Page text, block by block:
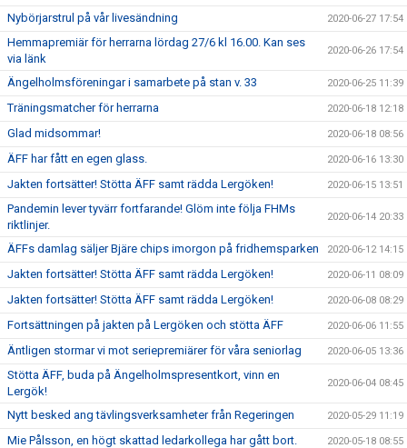
Nybörjarstrul på vår livesändning 2020-06-27 17:54
Hemmapremiär för herrarna lördag 27/6 kl 16.00. Kan ses
via länk
2020-06-26 17:54
Ängelholmsföreningar i samarbete på stan v. 33 2020-06-25 11:39
Träningsmatcher för herrarna 2020-06-18 12:18
Glad midsommar! 2020-06-18 08:56
ÄFF har fått en egen glass. 2020-06-16 13:30
Jakten fortsätter! Stötta ÄFF samt rädda Lergöken! 2020-06-15 13:51
Pandemin lever tyvärr fortfarande! Glöm inte följa FHMs
riktlinjer.
2020-06-14 20:33
ÄFFs damlag säljer Bjäre chips imorgon på fridhemsparken 2020-06-12 14:15
Jakten fortsätter! Stötta ÄFF samt rädda Lergöken! 2020-06-11 08:09
Jakten fortsätter! Stötta ÄFF samt rädda Lergöken! 2020-06-08 08:29
Fortsättningen på jakten på Lergöken och stötta ÄFF 2020-06-06 11:55
Äntligen stormar vi mot seriepremiärer för våra seniorlag 2020-06-05 13:36
Stötta ÄFF, buda på Ängelholmspresentkort, vinn en
Lergök!
2020-06-04 08:45
Nytt besked ang tävlingsverksamheter från Regeringen 2020-05-29 11:19
Mie Pålsson, en högt skattad ledarkollega har gått bort. 2020-05-18 08:55